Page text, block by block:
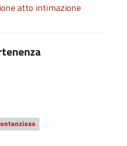
atto intimazione